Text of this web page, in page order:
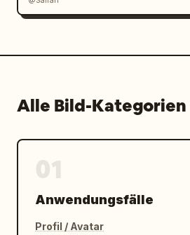
","background":"warmes
schmalen modularen
Alle Bild-Kategorien
Anwendungsfälle
Profil / Avatar